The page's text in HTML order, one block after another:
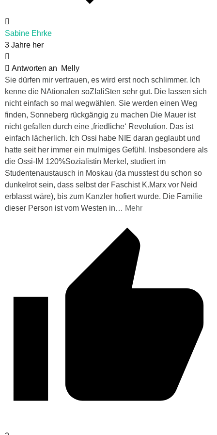
Sabine Ehrke
3 Jahre her
Antworten an
Melly
Sie dürfen mir vertrauen, es wird erst noch schlimmer. Ich
kenne die NAtionalen soZIaliSten sehr gut. Die lassen sich
nicht einfach so mal wegwählen. Sie werden einen Weg
finden, Sonneberg rückgängig zu machen Die Mauer ist
nicht gefallen durch eine ‚friedliche‘ Revolution. Das ist
einfach lächerlich. Ich Ossi habe NIE daran geglaubt und
hatte seit her immer ein mulmiges Gefühl. Insbesondere als
die Ossi-IM 120%Sozialistin Merkel, studiert im
Studentenaustausch in Moskau (da musstest du schon so
dunkelrot sein, dass selbst der Faschist K.Marx vor Neid
erblasst wäre), bis zum Kanzler hofiert wurde. Die Familie
dieser Person ist vom Westen in… Mehr